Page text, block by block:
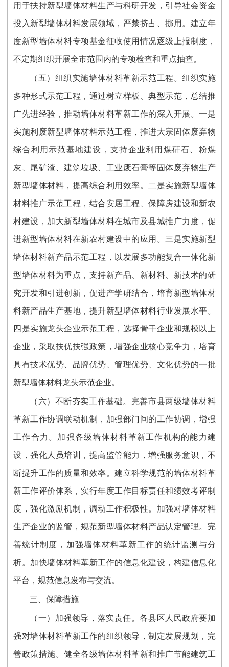
用于扶持新型墙体材料生产与科研开发，引导社会资金
投入新型墙体材料发展领域，严禁挤占、挪用。建立年
度新型墙体材料专项基金征收使用情况逐级上报制度，
不定期组织开展全市范围内的专项检查和重点抽查。
（五）组织实施墙体材料革新示范工程。组织实施
多种形式示范工程，通过树立样板、典型示范，总结推
广先进经验，推动墙体材料革新工作的深入开展。一是
实施利废新型墙体材料示范工程，推进大宗固体废弃物
综合利用示范基地建设，支持企业利用煤矸石、粉煤
灰、尾矿渣、建筑垃圾、工业废石膏等固体废弃物生产
新型墙体材料，提高综合利用效率。二是实施新型墙体
材料推广示范工程，结合安居工程、保障房建设和新农
村建设，加大新型墙体材料在城市及县城推广力度，促
进新型墙体材料在新农村建设中的应用。三是实施新型
墙体材料新产品示范工程，以发展多功能复合一体化新
型墙体材料为重点，支持新产品、新材料、新技术的研
究开发和引进创新，促进产学研结合，培育新型墙体材
料新产品生产基地，提升新型墙体材料行业发展水平。
四是实施龙头企业示范工程，选择骨干企业和规模以上
企业，采取扶优扶强政策，增强企业核心竞争力，培育
具有技术优势、品牌优势、管理优势、文化优势的一批
新型墙体材料龙头示范企业。
（六）不断夯实工作基础。完善市县两级墙体材料
革新工作协调联动机制，加强部门间的工作协调，增强
工作合力。加强各级墙体材料革新工作机构的能力建
设，强化人员培训，提高监管能力，增强服务意识，不
断提升工作的质量和效率。建立科学规范的墙体材料革
新工作评价体系，实行年度工作目标责任和绩效考评制
度，强化激励机制，调动工作积极性。加强对墙体材料
生产企业的监管，规范新型墙体材料产品认定管理。完
善统计制度，加强墙体材料革新工作的统计监测与分
析。加快墙体材料革新工作的信息化建设，构建信息化
平台，规范信息发布与交流。
三、保障措施
（一）加强领导，落实责任。各县区人民政府要加
强对墙体材料革新工作的组织领导，制定发展规划，完
善政策措施。健全各级墙体材料革新和推广节能建筑工